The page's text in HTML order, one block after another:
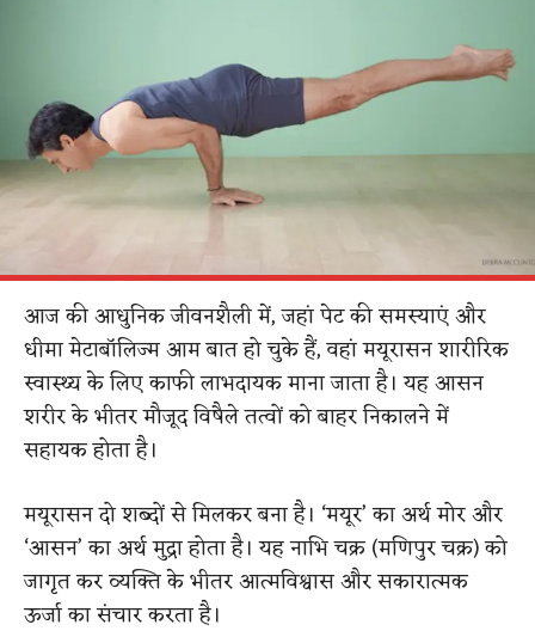
आज की आधुनिक जीवनशैली में, जहां पेट की समस्याएं और
धीमा मेटाबॉलिज्म आम बात हो चुके हैं, वहां मयूरासन शारीरिक
स्वास्थ्य के लिए काफी लाभदायक माना जाता है। यह आसन
शरीर के भीतर मौजूद विषैले तत्वों को बाहर निकालने में
सहायक होता है।
मयूरासन दो शब्दों से मिलकर बना है। ‘मयूर’ का अर्थ मोर और
‘आसन’ का अर्थ मुद्रा होता है। यह नाभि चक्र (मणिपुर चक्र) को
जागृत कर व्यक्ति के भीतर आत्मविश्वास और सकारात्मक
ऊर्जा का संचार करता है।